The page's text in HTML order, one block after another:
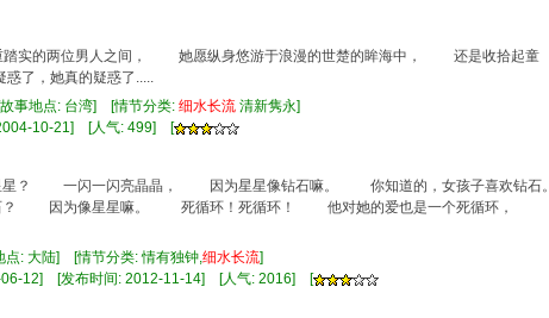
实的两位男人之间， 她愿纵身悠游于浪漫的世楚的眸海中， 还是收拾起童
，她真的疑惑了.....
事地点: 台湾] [情节分类: 细水长流 清新隽永]
10-21] [人气: 499] [
星？ 一闪一闪亮晶晶， 因为星星像钻石嘛。 你知道的，女孩子喜欢钻石。
？ 因为像星星嘛。 死循环！死循环！ 他对她的爱也是一个死循环，
点: 大陆] [情节分类: 情有独钟,细水长流]
06-12] [发布时间: 2012-11-14] [人气: 2016] [